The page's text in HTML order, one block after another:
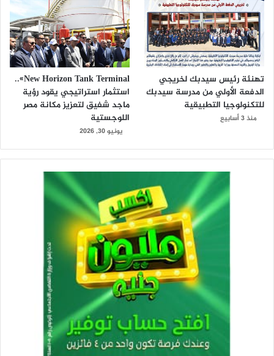
تهنئة رئيس سيدبك لخريجي
الدفعة الأولي من مدرسة سيدبك
للتكنولوجيا التطبيقية
منذ 3 أسابيع
New Horizon Tank Terminal»..
استثمار استراتيجي يقود رؤية
ماجد شفيق لتعزيز مكانة مصر
اللوجستية
يونيو 30, 2026